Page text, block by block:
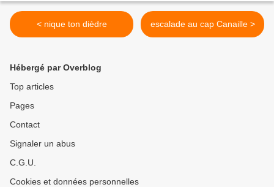
< nique ton dièdre escalade au cap Canaille >
Hébergé par Overblog
Top articles
Pages
Contact
Signaler un abus
C.G.U.
Cookies et données personnelles